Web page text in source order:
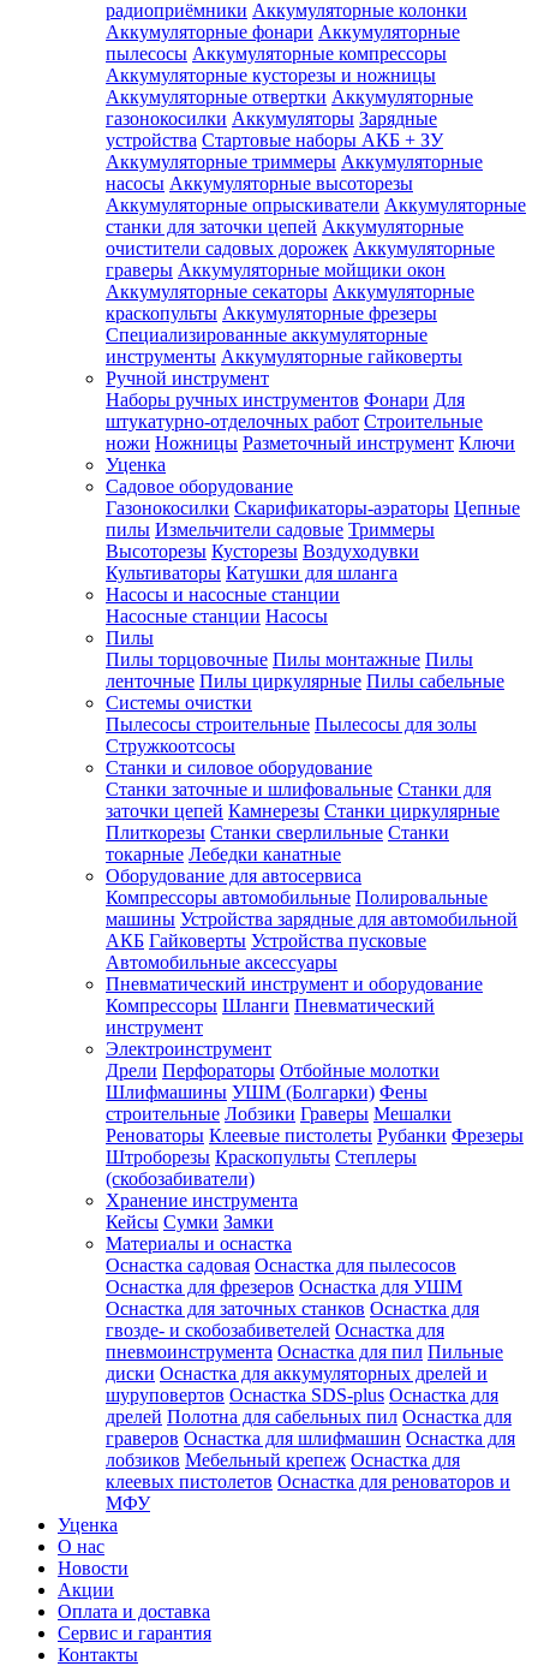
радиоприёмники Аккумуляторные колонки
Аккумуляторные фонари Аккумуляторные
пылесосы Аккумуляторные компрессоры
Аккумуляторные кусторезы и ножницы
Аккумуляторные отвертки Аккумуляторные
газонокосилки Аккумуляторы Зарядные
устройства Стартовые наборы АКБ + ЗУ
Аккумуляторные триммеры Аккумуляторные
насосы Аккумуляторные высоторезы
Аккумуляторные опрыскиватели Аккумуляторные
станки для заточки цепей Аккумуляторные
очистители садовых дорожек Аккумуляторные
граверы Аккумуляторные мойщики окон
Аккумуляторные секаторы Аккумуляторные
краскопульты Аккумуляторные фрезеры
Специализированные аккумуляторные
инструменты Аккумуляторные гайковерты
Ручной инструмент
Наборы ручных инструментов Фонари Для
штукатурно-отделочных работ Строительные
ножи Ножницы Разметочный инструмент Ключи
Уценка
Садовое оборудование
Газонокосилки Скарификаторы-аэраторы Цепные
пилы Измельчители садовые Триммеры
Высоторезы Кусторезы Воздуходувки
Культиваторы Катушки для шланга
Насосы и насосные станции
Насосные станции Насосы
Пилы
Пилы торцовочные Пилы монтажные Пилы
ленточные Пилы циркулярные Пилы сабельные
Системы очистки
Пылесосы строительные Пылесосы для золы
Стружкоотсосы
Станки и силовое оборудование
Станки заточные и шлифовальные Станки для
заточки цепей Камнерезы Станки циркулярные
Плиткорезы Станки сверлильные Станки
токарные Лебедки канатные
Оборудование для автосервиса
Компрессоры автомобильные Полировальные
машины Устройства зарядные для автомобильной
АКБ Гайковерты Устройства пусковые
Автомобильные аксессуары
Пневматический инструмент и оборудование
Компрессоры Шланги Пневматический
инструмент
Электроинструмент
Дрели Перфораторы Отбойные молотки
Шлифмашины УШМ (Болгарки) Фены
строительные Лобзики Граверы Мешалки
Реноваторы Клеевые пистолеты Рубанки Фрезеры
Штроборезы Краскопульты Степлеры
(скобозабиватели)
Хранение инструмента
Кейсы Сумки Замки
Материалы и оснастка
Оснастка садовая Оснастка для пылесосов
Оснастка для фрезеров Оснастка для УШМ
Оснастка для заточных станков Оснастка для
гвозде- и скобозабиветелей Оснастка для
пневмоинструмента Оснастка для пил Пильные
диски Оснастка для аккумуляторных дрелей и
шуруповертов Оснастка SDS-plus Оснастка для
дрелей Полотна для сабельных пил Оснастка для
граверов Оснастка для шлифмашин Оснастка для
лобзиков Мебельный крепеж Оснастка для
клеевых пистолетов Оснастка для реноваторов и
МФУ
Уценка
О нас
Новости
Акции
Оплата и доставка
Сервис и гарантия
Контакты